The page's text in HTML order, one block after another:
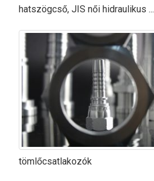
hatszögcső, JIS női hidraulikus ...
tömlőcsatlakozók